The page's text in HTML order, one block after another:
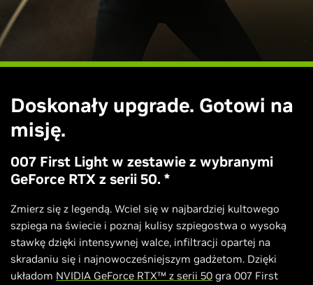
Doskonały upgrade. Gotowi na
misję.
007 First Light w zestawie z wybranymi
GeForce RTX z serii 50. *
Zmierz się z legendą. Wciel się w najbardziej kultowego
szpiega na świecie i poznaj kulisy szpiegostwa o wysoką
stawkę dzięki intensywnej walce, infiltracji opartej na
skradaniu się i najnowocześniejszym gadżetom. Dzięki
układom NVIDIA GeForce RTX™ z serii 50 gra 007 First